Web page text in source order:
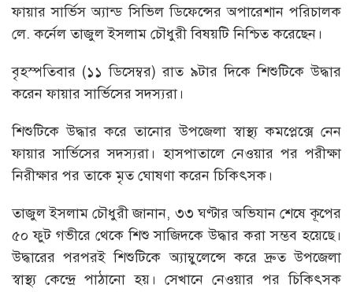
ফায়ার সার্ভিস অ্যান্ড সিভিল ডিফেন্সের অপারেশান পরিচালক
লে. কর্নেল তাজুল ইসলাম চৌধুরী বিষয়টি নিশ্চিত করেছেন।
বৃহস্পতিবার (১১ ডিসেম্বর) রাত ৯টার দিকে শিশুটিকে উদ্ধার
করেন ফায়ার সার্ভিসের সদস্যরা।
শিশুটিকে উদ্ধার করে তানোর উপজেলা স্বাস্থ্য কমপ্লেক্সে নেন
ফায়ার সার্ভিসের সদস্যরা। হাসপাতালে নেওয়ার পর পরীক্ষা
নিরীক্ষার পর তাকে মৃত ঘোষণা করেন চিকিৎসক।
তাজুল ইসলাম চৌধুরী জানান, ৩৩ ঘণ্টার অভিযান শেষে কূপের
৫০ ফুট গভীরে থেকে শিশু সাজিদকে উদ্ধার করা সম্ভব হয়েছে।
উদ্ধারের পরপরই শিশুটিকে অ্যাম্বুলেন্সে করে দ্রুত উপজেলা
স্বাস্থ্য কেন্দ্রে পাঠানো হয়। সেখানে নেওয়ার পর চিকিৎসক